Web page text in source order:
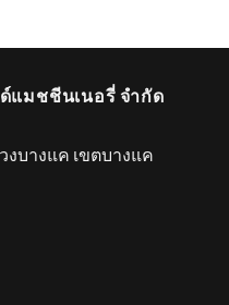
แมชชีนเนอรี่ จำกัด
บางแค เขตบางแค